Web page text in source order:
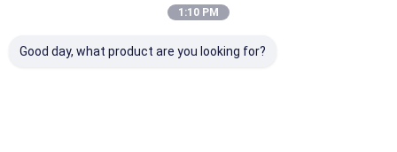
1:10 PM
Good day, what product are you looking for?